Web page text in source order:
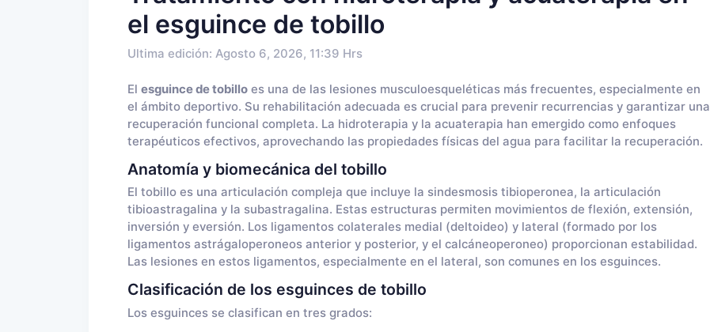
el esguince de tobillo
Ultima edición: Agosto 6, 2026, 11:39 Hrs
El esguince de tobilloes una de las lesiones musculoesqueléticas más frecuentes, especialmente en
el ámbito deportivo. Su rehabilitación adecuada es crucial para prevenir recurrencias y garantizar una
recuperación funcional completa. La hidroterapia y la acuaterapia han emergido como enfoques
terapéuticos efectivos, aprovechando las propiedades físicas del agua para facilitar la recuperación.
Anatomía y biomecánica del tobillo
El tobillo es una articulación compleja que incluye la sindesmosis tibioperonea, la articulación
tibioastragalina y la subastragalina. Estas estructuras permiten movimientos de flexión, extensión,
inversión y eversión. Los ligamentos colaterales medial (deltoideo) y lateral (formado por los
ligamentos astrágaloperoneos anterior y posterior, y el calcáneoperoneo) proporcionan estabilidad.
Las lesiones en estos ligamentos, especialmente en el lateral, son comunes en los esguinces.
Clasificación de los esguinces de tobillo
Los esguinces se clasifican en tres grados: